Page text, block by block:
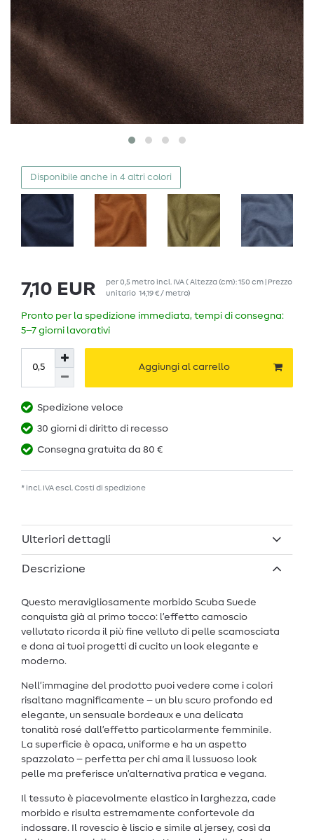
Disponibile anche in 4 altri colori
7,10 EUR per0,5 metroincl. IVA( Altezza (cm): 150 cm | Prezzo
unitario 14,19 € / metro)
Pronto per la spedizione immediata, tempi di consegna:
5–7 giorni lavorativi
Aggiungi al carrello
Spedizione veloce
30 giorni di diritto di recesso
Consegna gratuita da 80 €
* incl. IVA escl. Costi di spedizione
Ulteriori dettagli
Descrizione
Questo meravigliosamente morbido Scuba Suede
conquista già al primo tocco: l’effetto camoscio
vellutato ricorda il più fine velluto di pelle scamosciata
e dona ai tuoi progetti di cucito un look elegante e
moderno.
Nell’immagine del prodotto puoi vedere come i colori
risaltano magnificamente – un blu scuro profondo ed
elegante, un sensuale bordeaux e una delicata
tonalità rosé dall’effetto particolarmente femminile.
La superficie è opaca, uniforme e ha un aspetto
spazzolato – perfetta per chi ama il lussuoso look
pelle ma preferisce un’alternativa pratica e vegana.
Il tessuto è piacevolmente elastico in larghezza, cade
morbido e risulta estremamente confortevole da
indossare. Il rovescio è liscio e simile al jersey, così da